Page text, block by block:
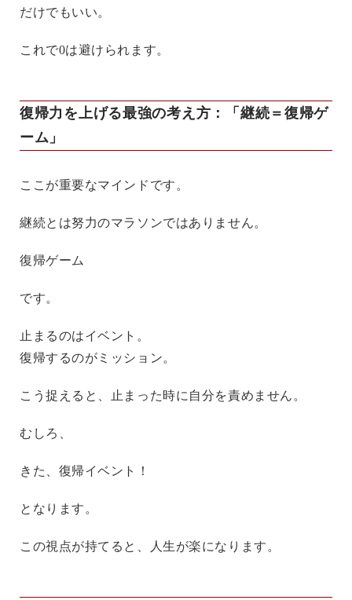
だけでもいい。
これで0は避けられます。
復帰力を上げる最強の考え方：「継続＝復帰ゲ
ーム」
ここが重要なマインドです。
継続とは努力のマラソンではありません。
復帰ゲーム
です。
止まるのはイベント。
復帰するのがミッション。
こう捉えると、止まった時に自分を責めません。
むしろ、
きた、復帰イベント！
となります。
この視点が持てると、人生が楽になります。